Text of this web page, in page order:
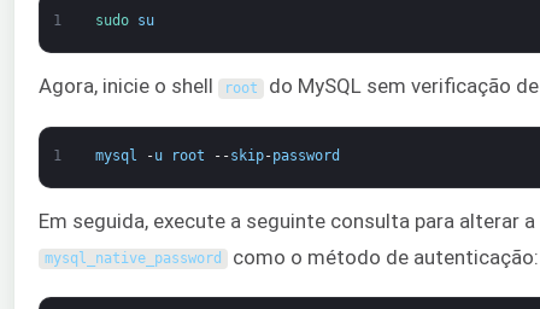
1 sudo su
Agora, inicie o shell root do MySQL sem verificação
1 mysql -u root --skip-password
Em seguida, execute a seguinte consulta para alterar
mysql_native_password como o método de autenticação: